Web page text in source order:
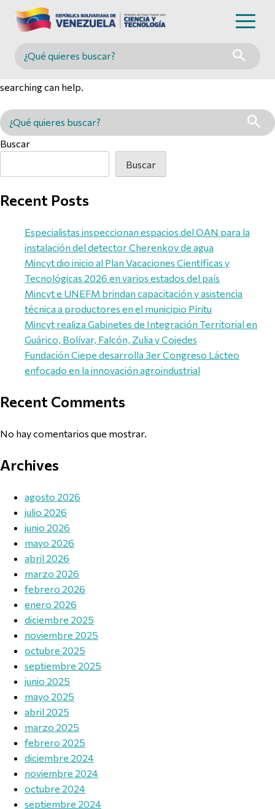
Buscar en MINCYT
searching can help.
Buscar en MINCYT
Buscar
Buscar
Recent Posts
Especialistas inspeccionan espacios del OAN para la
instalación del detector Cherenkov de agua
Mincyt dio inicio al Plan Vacaciones Científicas y
Tecnológicas 2026 en varios estados del país
Mincyt e UNEFM brindan capacitación y asistencia
técnica a productores en el municipio Píritu
Mincyt realiza Gabinetes de Integración Territorial en
Guárico, Bolívar, Falcón, Zulia y Cojedes
Fundación Ciepe desarrolla 3er Congreso Lácteo
enfocado en la innovación agroindustrial
Recent Comments
No hay comentarios que mostrar.
Archives
agosto 2026
julio 2026
junio 2026
mayo 2026
abril 2026
marzo 2026
febrero 2026
enero 2026
diciembre 2025
noviembre 2025
octubre 2025
septiembre 2025
junio 2025
mayo 2025
abril 2025
marzo 2025
febrero 2025
diciembre 2024
noviembre 2024
octubre 2024
septiembre 2024